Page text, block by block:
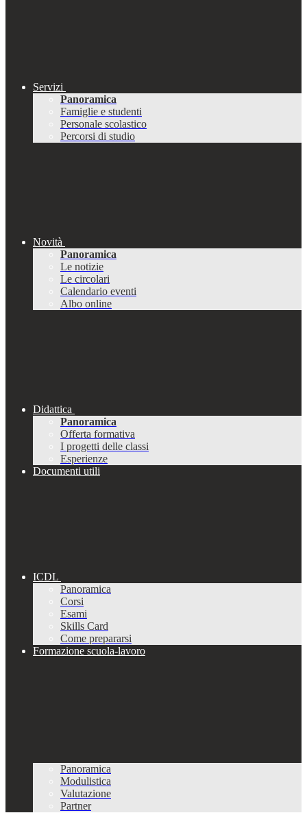
Servizi
Panoramica
Famiglie e studenti
Personale scolastico
Percorsi di studio
Novità
Panoramica
Le notizie
Le circolari
Calendario eventi
Albo online
Didattica
Panoramica
Offerta formativa
I progetti delle classi
Esperienze
Documenti utili
ICDL
Panoramica
Corsi
Esami
Skills Card
Come prepararsi
Formazione scuola-lavoro
Panoramica
Modulistica
Valutazione
Partner